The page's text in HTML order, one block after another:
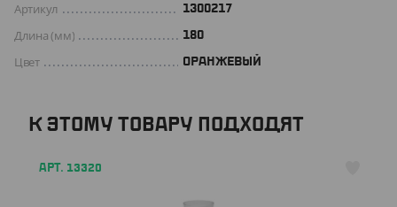
Артикул 1300217
Длина (мм) 180
Цвет ОРАНЖЕВЫЙ
К ЭТОМУ ТОВАРУ ПОДХОДЯТ
АРТ. 13320